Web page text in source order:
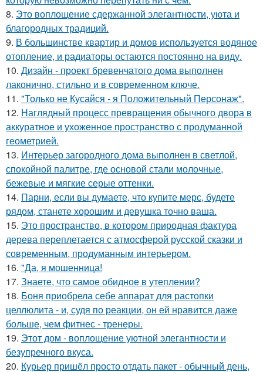
8. Это воплощение сдержанной элегантности, уюта и
благородных традиций.
9. В большинстве квартир и домов используется водяное
отопление, и радиаторы остаются постоянно на виду.
10. Дизайн - проект бревенчатого дома выполнен
лаконично, стильно и в современном ключе.
11. "Только не Кусайся - я Положительный Персонаж".
12. Наглядный процесс превращения обычного двора в
аккуратное и ухоженное пространство с продуманной
геометрией.
13. Интерьер загородного дома выполнен в светлой,
спокойной палитре, где основой стали молочные,
бежевые и мягкие серые оттенки.
14. Парни, если вы думаете, что купите мерс, будете
рядом, станете хорошим и девушка точно ваша.
15. Это пространство, в котором природная фактура
дерева переплетается с атмосферой русской сказки и
современным, продуманным интерьером.
16. "Да, я мошенница!
17. Знаете, что самое обидное в утеплении?
18. Боня приобрела себе аппарат для растопки
целлюлита - и, судя по реакции, он ей нравится даже
больше, чем фитнес - тренеры.
19. Этот дом - воплощение уютной элегантности и
безупречного вкуса.
20. Курьер пришёл просто отдать пакет - обычный день,